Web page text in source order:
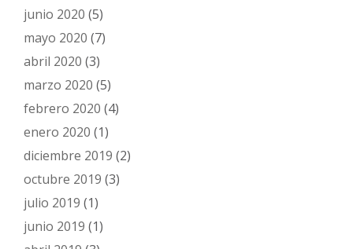
junio 2020 (5)
mayo 2020 (7)
abril 2020 (3)
marzo 2020 (5)
febrero 2020 (4)
enero 2020 (1)
diciembre 2019 (2)
octubre 2019 (3)
julio 2019 (1)
junio 2019 (1)